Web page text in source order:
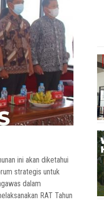
ini akan diketahui
strategis untuk
dalam
RAT Tahun